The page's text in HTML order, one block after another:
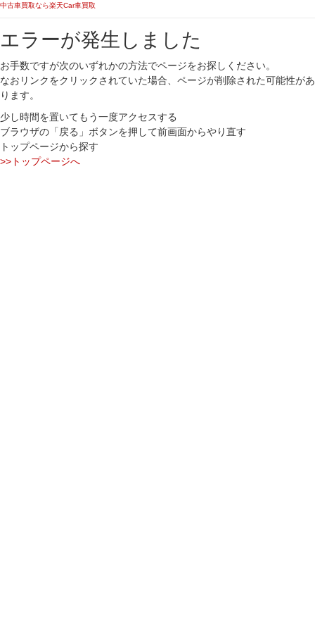
中古車買取なら楽天Car車買取
エラーが発生しました
お手数ですが次のいずれかの方法でページをお探しください。
なおリンクをクリックされていた場合、ページが削除された可能性があ
ります。
少し時間を置いてもう一度アクセスする
ブラウザの「戻る」ボタンを押して前画面からやり直す
トップページから探す
>>トップページへ